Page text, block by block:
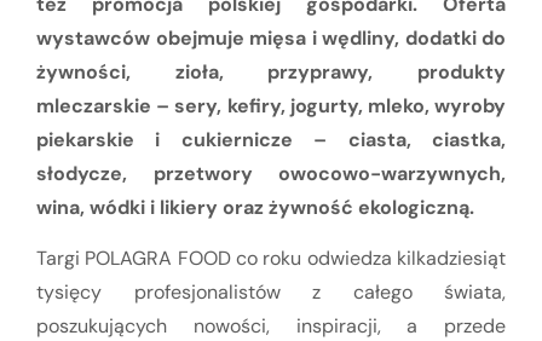
wystawców obejmuje mięsa i wędliny, dodatki do
żywności, zioła, przyprawy, produkty
mleczarskie – sery, kefiry, jogurty, mleko, wyroby
piekarskie i cukiernicze – ciasta, ciastka,
słodycze, przetwory owocowo-warzywnych,
wina, wódki i likiery oraz żywność ekologiczną.
Targi POLAGRA FOOD co roku odwiedza kilkadziesiąt
tysięcy profesjonalistów z całego świata,
poszukujących nowości, inspiracji, a przede